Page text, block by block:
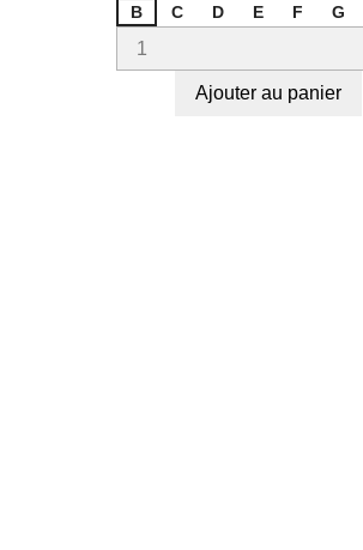
B
C D E F G
Ajouter au panier